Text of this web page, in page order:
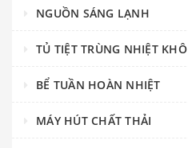
NGUỒN SÁNG LẠNH
TỦ TIỆT TRÙNG NHIỆT KHÔ
BỂ TUẦN HOÀN NHIỆT
MÁY HÚT CHẤT THẢI